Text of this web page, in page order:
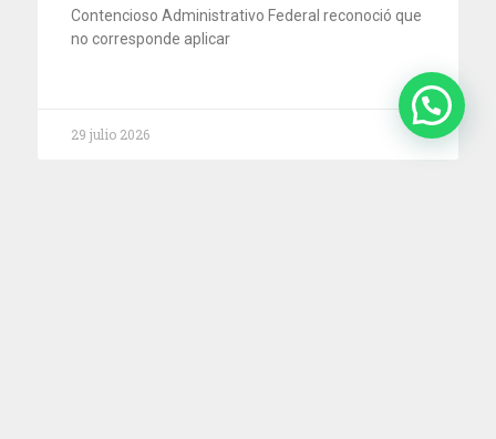
Contencioso Administrativo Federal reconoció que
no corresponde aplicar
29 julio 2026